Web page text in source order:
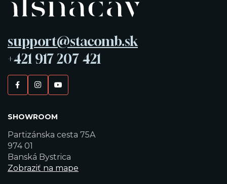
support@stacomb.sk
+421 917 207 421
SHOWROOM
Partizánska cesta 75A
974 01
Banská Bystrica
Zobraziť na mape